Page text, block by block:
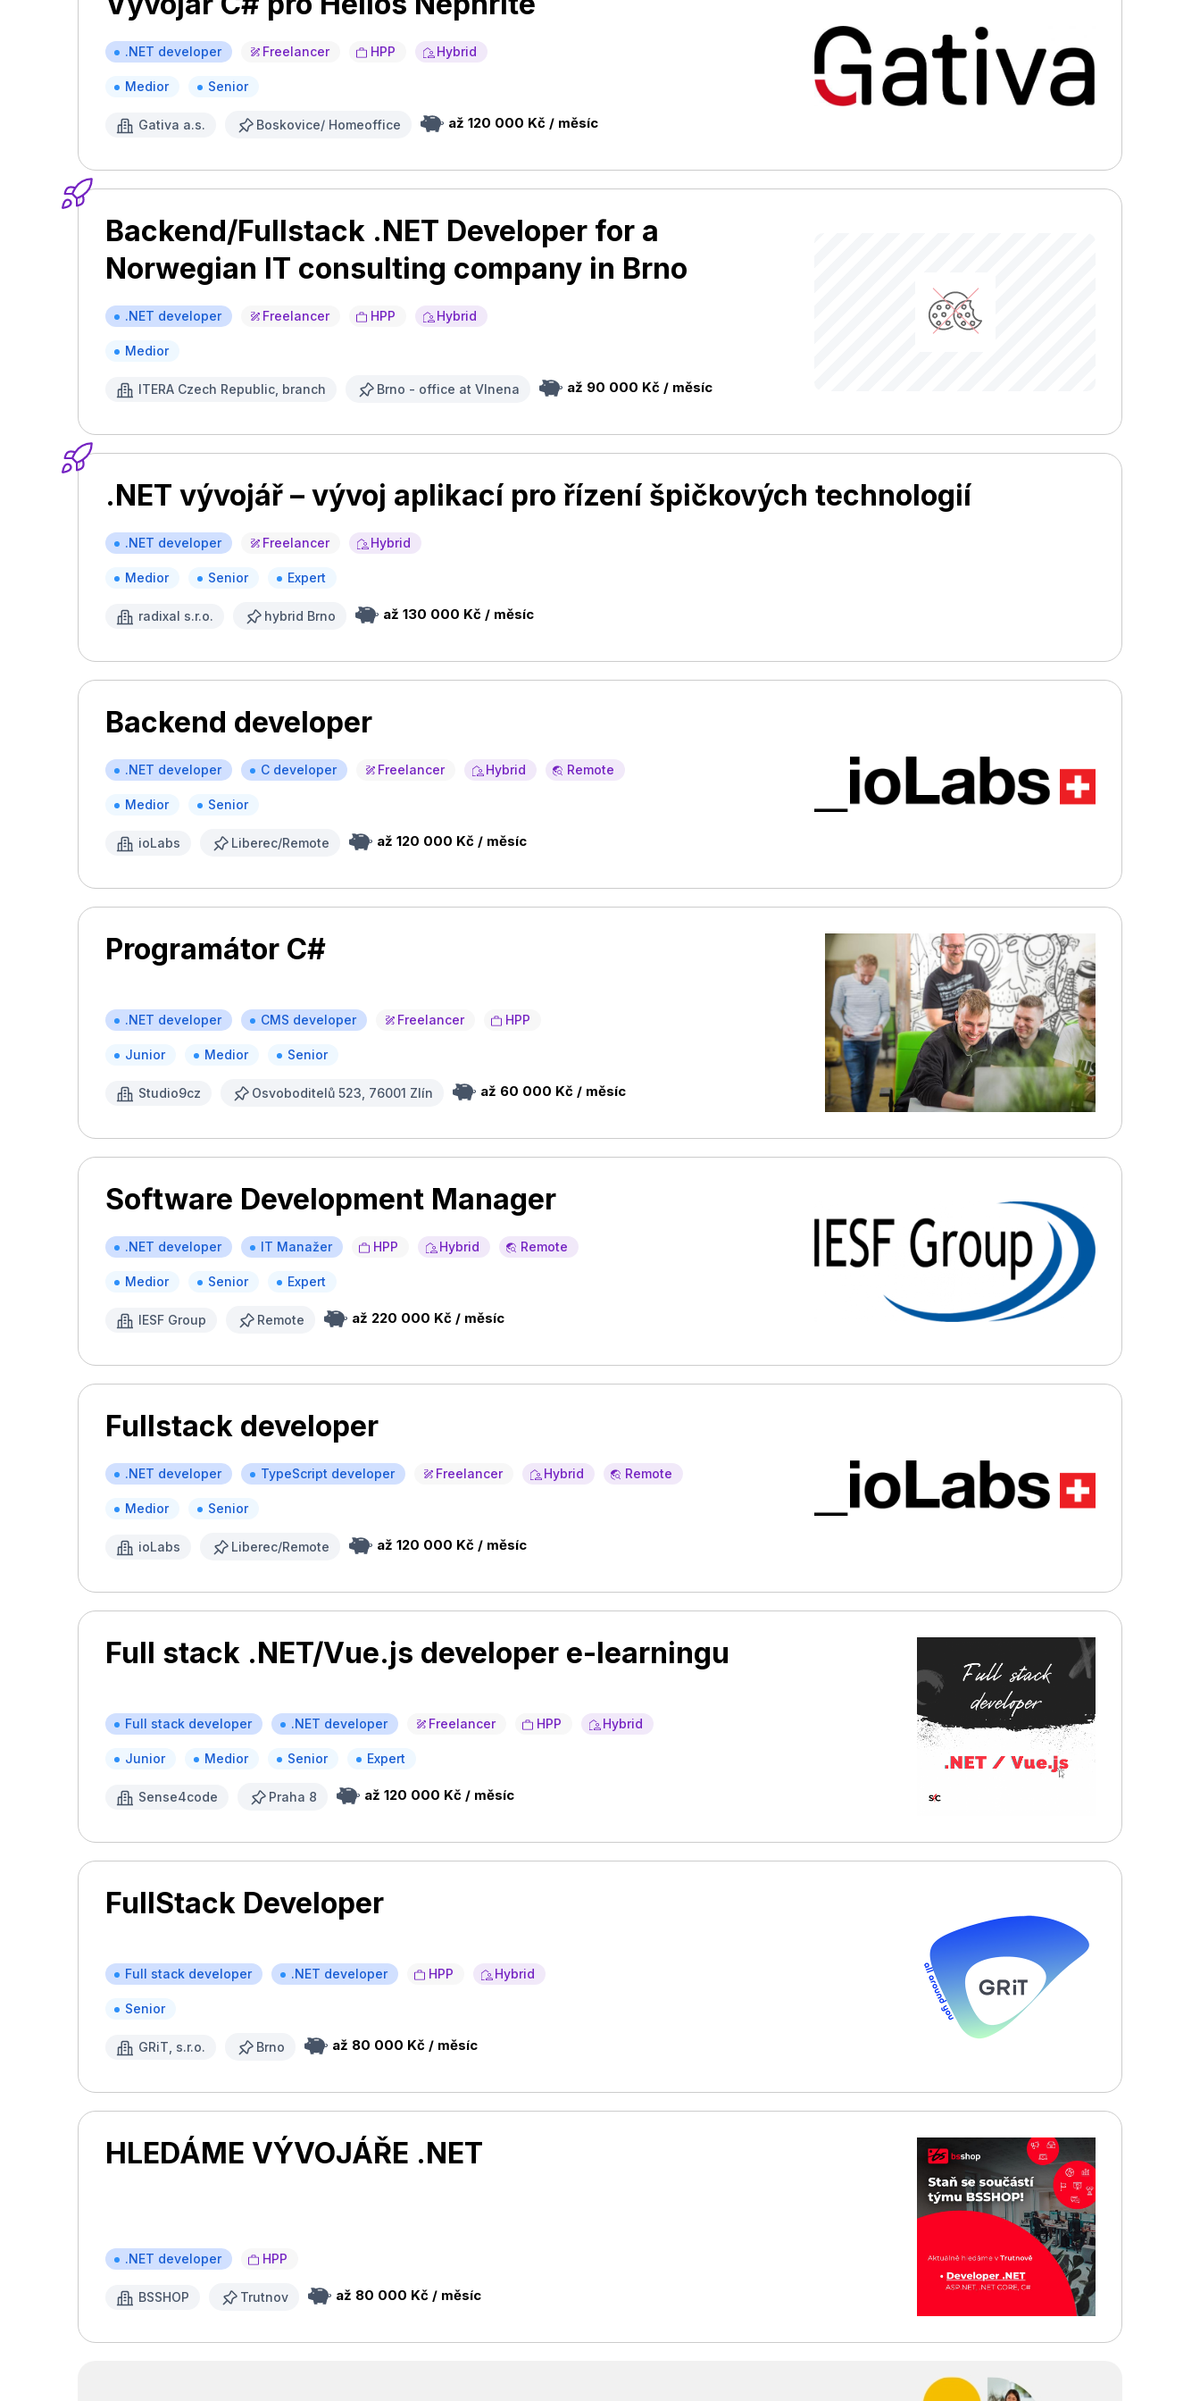
.NET developer Freelancer HPP Hybrid
Medior Senior
Gativa a.s. Boskovice/ Homeoffice až 120 000 Kč / měsíc
Backend/Fullstack .NET Developer for a
Norwegian IT consulting company in Brno
.NET developer Freelancer HPP Hybrid
Medior
ITERA Czech Republic, branch Brno - office at Vlnena až 90 000 Kč / měsíc
.NET vývojář – vývoj aplikací pro řízení špičkových technologií
.NET developer Freelancer Hybrid
Medior Senior Expert
radixal s.r.o. hybrid Brno až 130 000 Kč / měsíc
Backend developer
.NET developer C developer Freelancer Hybrid Remote
Medior Senior
ioLabs Liberec/Remote až 120 000 Kč / měsíc
Programátor C#
.NET developer CMS developer Freelancer HPP
Junior Medior Senior
Studio9cz Osvoboditelů 523, 76001 Zlín až 60 000 Kč / měsíc
Software Development Manager
.NET developer IT Manažer HPP Hybrid Remote
Medior Senior Expert
IESF Group Remote až 220 000 Kč / měsíc
Fullstack developer
.NET developer TypeScript developer Freelancer Hybrid Remote
Medior Senior
ioLabs Liberec/Remote až 120 000 Kč / měsíc
Full stack .NET/Vue.js developer e-learningu
Full stack developer .NET developer Freelancer HPP Hybrid
Junior Medior Senior Expert
Sense4code Praha 8 až 120 000 Kč / měsíc
FullStack Developer
Full stack developer .NET developer HPP Hybrid
Senior
GRiT, s.r.o. Brno až 80 000 Kč / měsíc
HLEDÁME VÝVOJÁŘE .NET
.NET developer HPP
BSSHOP Trutnov až 80 000 Kč / měsíc